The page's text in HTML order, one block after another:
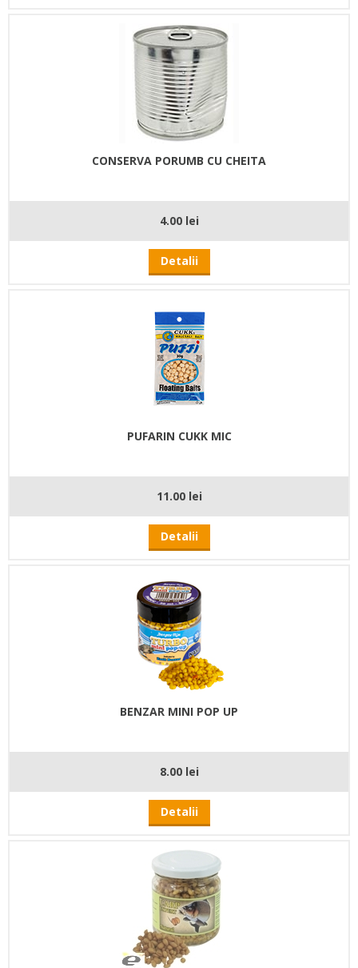
CONSERVA PORUMB CU CHEITA
4.00 lei
Detalii
PUFARIN CUKK MIC
11.00 lei
Detalii
BENZAR MINI POP UP
8.00 lei
Detalii